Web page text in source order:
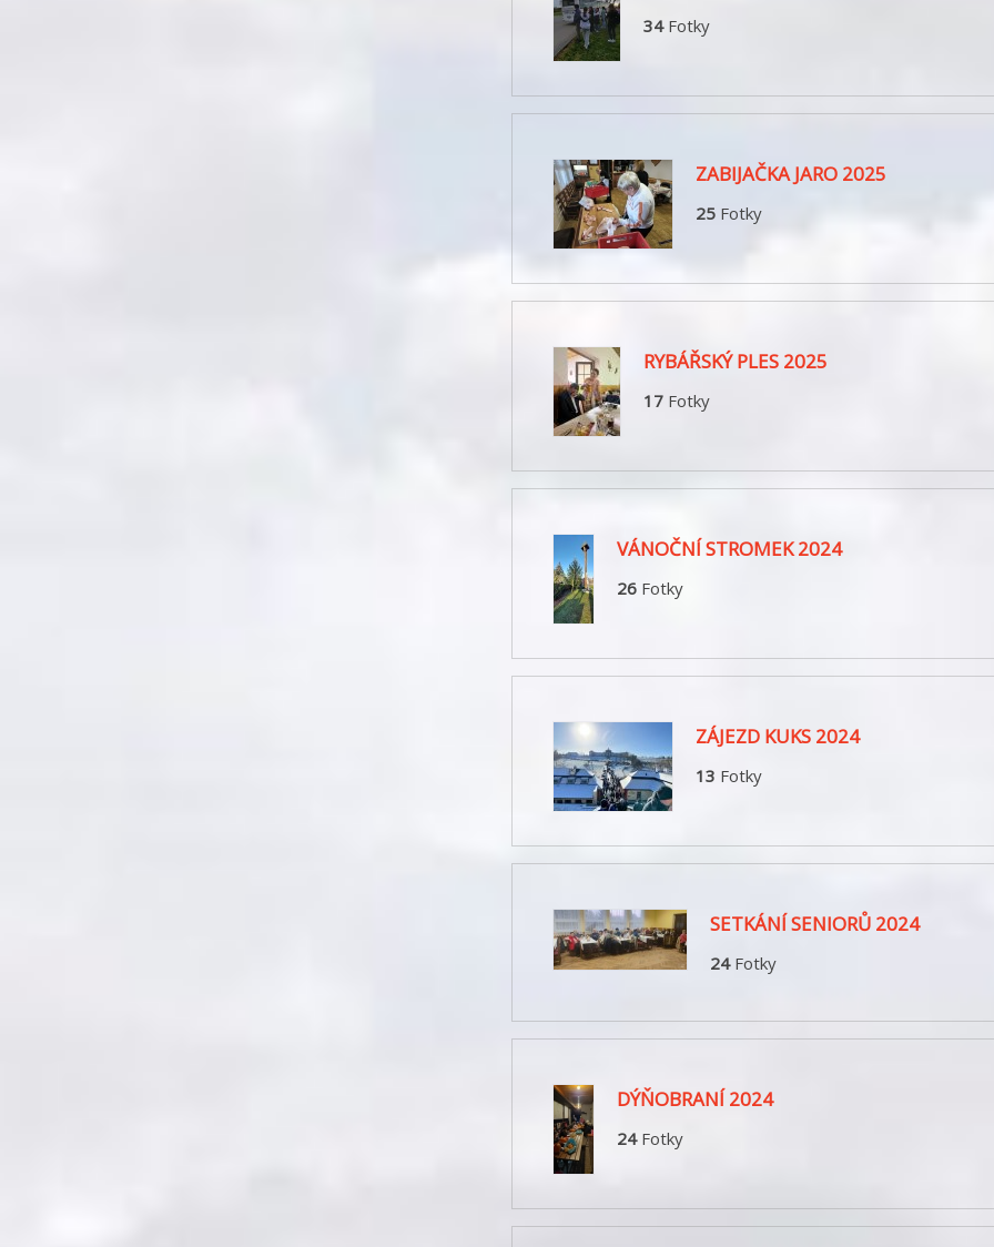
34Fotky
ZABIJAČKA JARO 2025
25 Fotky
RYBÁŘSKÝ PLES 2025
17 Fotky
VÁNOČNÍ STROMEK 2024
26 Fotky
ZÁJEZD KUKS 2024
13 Fotky
SETKÁNÍ SENIORŮ 2024
24Fotky
DÝŇOBRANÍ 2024
24Fotky